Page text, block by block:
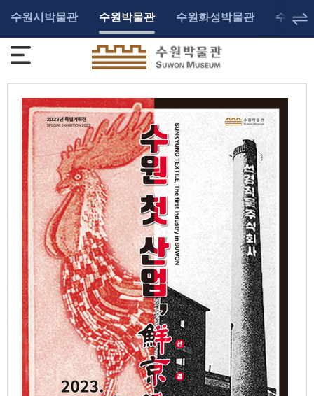
수원시박물관 수원박물관 수원화성박물관 수원광